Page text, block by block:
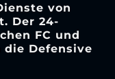
von
Der 24-
FC und
Defensive